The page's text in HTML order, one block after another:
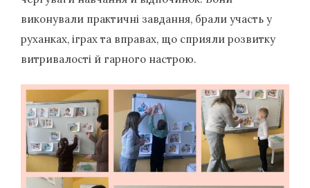
виконували практичні завдання, брали участь у
руханках, іграх та вправах, що сприяли розвитку
витривалості й гарного настрою.